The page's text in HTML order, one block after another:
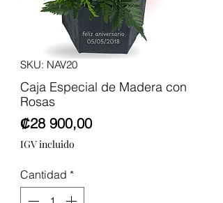
SKU: NAV20
Caja Especial de Madera con
Rosas
₡28 900,00Precio
IGV incluido
Cantidad *